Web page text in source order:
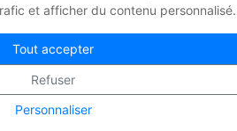
et afficher du contenu personnalisé.
Tout accepter
Refuser
Personnaliser